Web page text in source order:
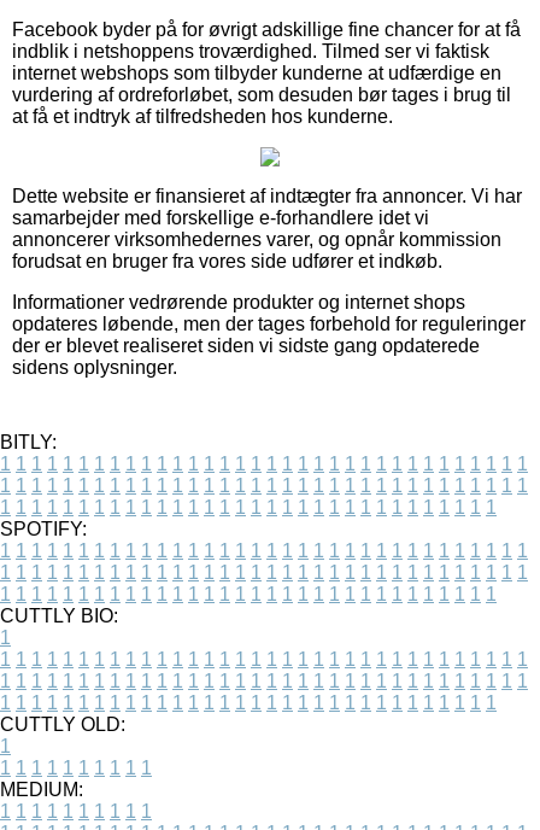
Facebook byder på for øvrigt adskillige fine chancer for at få
indblik i netshoppens troværdighed. Tilmed ser vi faktisk
internet webshops som tilbyder kunderne at udfærdige en
vurdering af ordreforløbet, som desuden bør tages i brug til
at få et indtryk af tilfredsheden hos kunderne.
Dette website er finansieret af indtægter fra annoncer. Vi har
samarbejder med forskellige e-forhandlere idet vi
annoncerer virksomhedernes varer, og opnår kommission
forudsat en bruger fra vores side udfører et indkøb.
Informationer vedrørende produkter og internet shops
opdateres løbende, men der tages forbehold for reguleringer
der er blevet realiseret siden vi sidste gang opdaterede
sidens oplysninger.
BITLY:
1 1 1 1 1 1 1 1 1 1 1 1 1 1 1 1 1 1 1 1 1 1 1 1 1 1 1 1 1 1 1 1 1 1
1 1 1 1 1 1 1 1 1 1 1 1 1 1 1 1 1 1 1 1 1 1 1 1 1 1 1 1 1 1 1 1 1 1
1 1 1 1 1 1 1 1 1 1 1 1 1 1 1 1 1 1 1 1 1 1 1 1 1 1 1 1 1 1 1 1
SPOTIFY:
1 1 1 1 1 1 1 1 1 1 1 1 1 1 1 1 1 1 1 1 1 1 1 1 1 1 1 1 1 1 1 1 1 1
1 1 1 1 1 1 1 1 1 1 1 1 1 1 1 1 1 1 1 1 1 1 1 1 1 1 1 1 1 1 1 1 1 1
1 1 1 1 1 1 1 1 1 1 1 1 1 1 1 1 1 1 1 1 1 1 1 1 1 1 1 1 1 1 1 1
CUTTLY BIO:
1
1 1 1 1 1 1 1 1 1 1 1 1 1 1 1 1 1 1 1 1 1 1 1 1 1 1 1 1 1 1 1 1 1 1
1 1 1 1 1 1 1 1 1 1 1 1 1 1 1 1 1 1 1 1 1 1 1 1 1 1 1 1 1 1 1 1 1 1
1 1 1 1 1 1 1 1 1 1 1 1 1 1 1 1 1 1 1 1 1 1 1 1 1 1 1 1 1 1 1 1
CUTTLY OLD:
1
1 1 1 1 1 1 1 1 1 1
MEDIUM:
1 1 1 1 1 1 1 1 1 1